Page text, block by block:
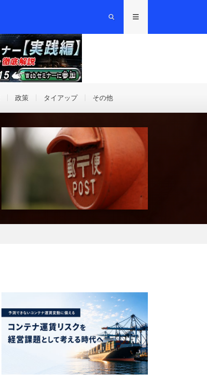
政策 タイアップ その他